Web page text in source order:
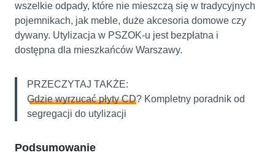
wszelkie odpady, które nie mieszczą się w tradycyjnych
pojemnikach, jak meble, duże akcesoria domowe czy
dywany. Utylizacja w PSZOK-u jest bezpłatna i
dostępna dla mieszkańców Warszawy.
PRZECZYTAJ TAKŻE:
Gdzie wyrzucać płyty CD? Kompletny poradnik od
segregacji do utylizacji
Podsumowanie